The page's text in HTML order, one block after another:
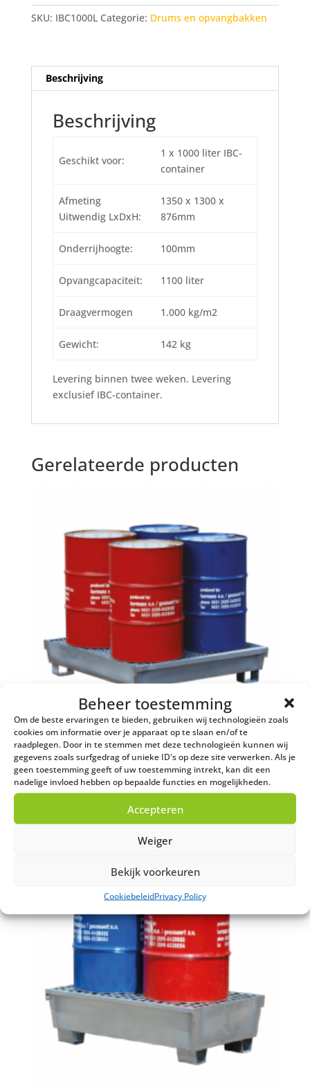
Beheer toestemming
Om de beste ervaringen te bieden, gebruiken wij technologieën zoals
cookies om informatie over je apparaat op te slaan en/of te
raadplegen. Door in te stemmen met deze technologieën kunnen wij
gegevens zoals surfgedrag of unieke ID's op deze site verwerken. Als je
geen toestemming geeft of uw toestemming intrekt, kan dit een
nadelige invloed hebben op bepaalde functies en mogelijkheden.
Accepteren
Weiger
Bekijk voorkeuren
CookiebeleidPrivacy Policy
SKU: IBC1000L Categorie: Drums en opvangbakken
Beschrijving
Beschrijving
Geschikt voor:
1 x 1000 liter IBC-
container
Afmeting
Uitwendig LxDxH:
1350 x 1300 x
876mm
Onderrijhoogte: 100mm
Opvangcapaciteit: 1100 liter
Draagvermogen 1.000 kg/m2
Gewicht: 142 kg
Levering binnen twee weken. Levering
exclusief IBC-container.
Gerelateerde producten
Olieopvangbak 4 drums 200
L